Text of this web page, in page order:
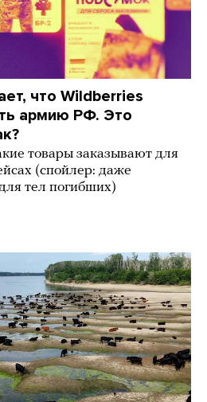
что Wildberries
армию РФ. Это
товары заказывают для
(спойлер: даже
тел погибших)